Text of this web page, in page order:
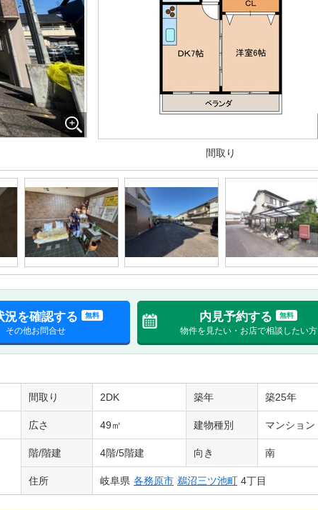
間取り
況を確認する 無料
その他お問合せ
内見予約する 無料
物件を見たい・お店で相談したい方
間取り 2DK 築年 築25年
広さ 49㎡ 建物種別 マンション
階/階建 4階/5階建 向き 南
住所 岐阜県 各務原市 鵜沼三ツ池町 4丁目